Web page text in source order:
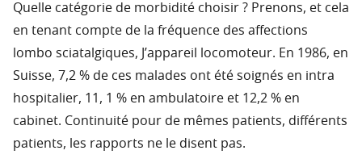
Quelle catégorie de morbidité choisir ? Prenons, et cela
en tenant compte de la fréquence des affections
lombo sciatalgiques, J’appareil locomoteur. En 1986, en
Suisse, 7,2 % de ces malades ont été soignés en intra
hospitalier, 11, 1 % en ambulatoire et 12,2 % en
cabinet. Continuité pour de mêmes patients, différents
patients, les rapports ne le disent pas.